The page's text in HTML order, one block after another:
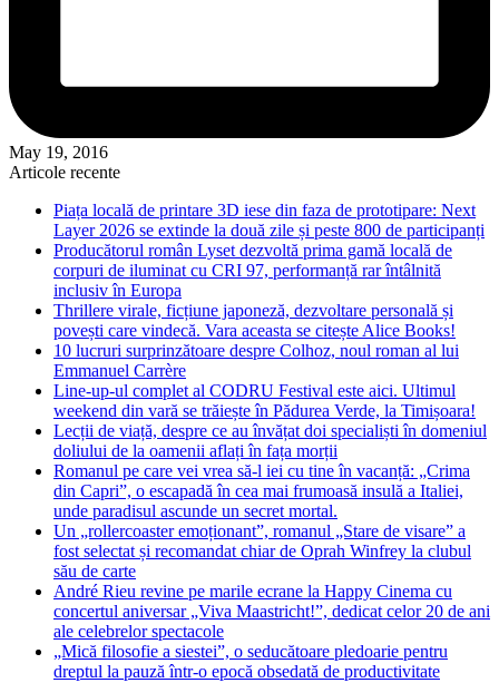
May 19, 2016
Articole recente
Piața locală de printare 3D iese din faza de prototipare: Next
Layer 2026 se extinde la două zile și peste 800 de participanți
Producătorul român Lyset dezvoltă prima gamă locală de
corpuri de iluminat cu CRI 97, performanță rar întâlnită
inclusiv în Europa
Thrillere virale, ficțiune japoneză, dezvoltare personală și
povești care vindecă. Vara aceasta se citește Alice Books!
10 lucruri surprinzătoare despre Colhoz, noul roman al lui
Emmanuel Carrère
Line-up-ul complet al CODRU Festival este aici. Ultimul
weekend din vară se trăiește în Pădurea Verde, la Timișoara!
Lecții de viață, despre ce au învățat doi specialiști în domeniul
doliului de la oamenii aflați în fața morții
Romanul pe care vei vrea să-l iei cu tine în vacanță: „Crima
din Capri”, o escapadă în cea mai frumoasă insulă a Italiei,
unde paradisul ascunde un secret mortal.
Un „rollercoaster emoționant”, romanul „Stare de visare” a
fost selectat și recomandat chiar de Oprah Winfrey la clubul
său de carte
André Rieu revine pe marile ecrane la Happy Cinema cu
concertul aniversar „Viva Maastricht!”, dedicat celor 20 de ani
ale celebrelor spectacole
„Mică filosofie a siestei”, o seducătoare pledoarie pentru
dreptul la pauză într-o epocă obsedată de productivitate